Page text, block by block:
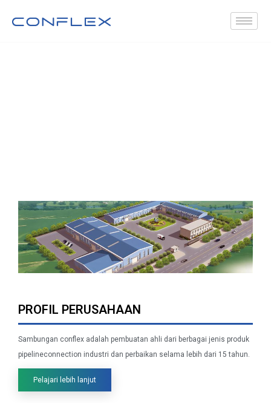
PROFIL PERUSAHAAN
Sambungan conflex adalah pembuatan ahli dari berbagai jenis produk
pipelineconnection industri dan perbaikan selama lebih dari 15 tahun.
Pelajari lebih lanjut